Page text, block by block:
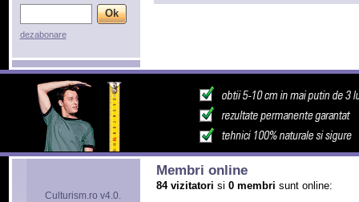
dezabonare
Culturism.ro v4.0.
Membri online
84 vizitatori si 0 membri sunt online: